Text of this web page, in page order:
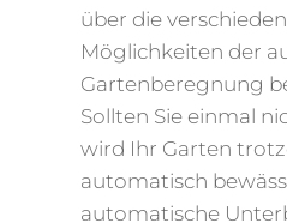
über die
Möglichkeiten der
Gartenberegnung
Sollten Sie einmal
wird Ihr Garten
automatisch
automatische